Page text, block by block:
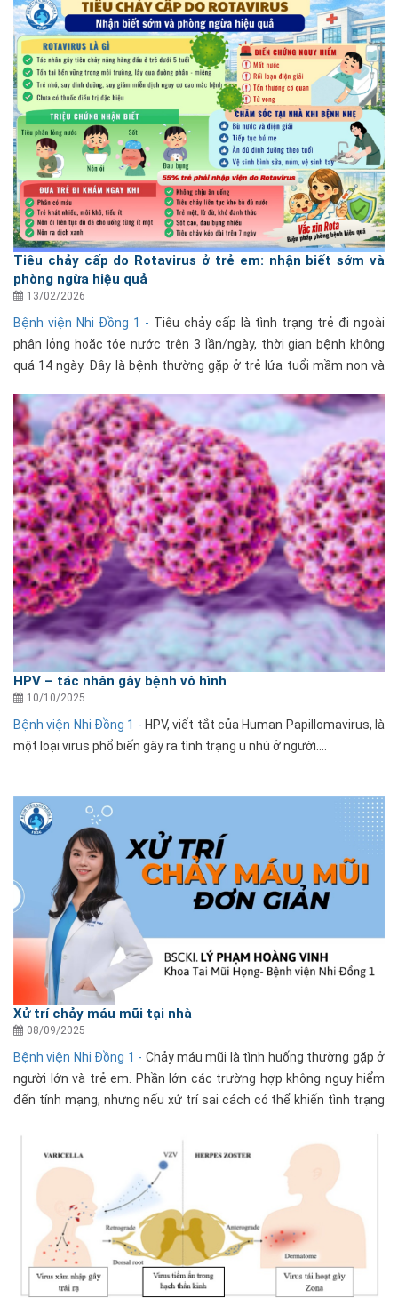
Tiêu chảy cấp do Rotavirus ở trẻ em: nhận biết sớm và
phòng ngừa hiệu quả
13/02/2026
Bệnh viện Nhi Đồng 1 - Tiêu chảy cấp là tình trạng trẻ đi ngoài
phân lỏng hoặc tóe nước trên 3 lần/ngày, thời gian bệnh không
quá 14 ngày. Đây là bệnh thường gặp ở trẻ lứa tuổi mầm non và
HPV – tác nhân gây bệnh vô hình
10/10/2025
Bệnh viện Nhi Đồng 1 - HPV, viết tắt của Human Papillomavirus, là
một loại virus phổ biến gây ra tình trạng u nhú ở người....
Xử trí chảy máu mũi tại nhà
08/09/2025
Bệnh viện Nhi Đồng 1 - Chảy máu mũi là tình huống thường gặp ở
người lớn và trẻ em. Phần lớn các trường hợp không nguy hiểm
đến tính mạng, nhưng nếu xử trí sai cách có thể khiến tình trạng